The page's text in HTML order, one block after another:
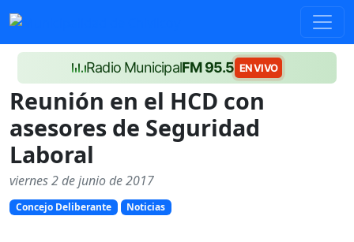
Radio MunicipalFM 95.5 EN VIVO
Reunión en el HCD con
asesores de Seguridad
Laboral
viernes 2 de junio de 2017
Concejo Deliberante Noticias